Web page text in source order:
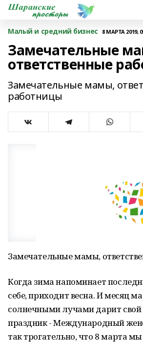
Малый и средний бизнес 8 МАРТА 2019,
Замечательные
ответственные
Замечательные мамы,
работницы
Замечательные мамы,
Когда зима напоминает
себе, приходит весна. И месяц
солнечными лучами дарит
праздник - Международный
так трогательно, что 8 марта